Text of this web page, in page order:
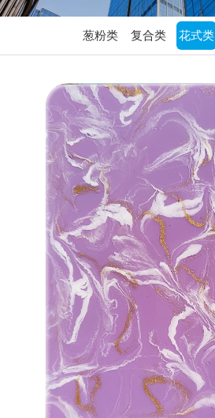
葱粉类 复合类 花式类